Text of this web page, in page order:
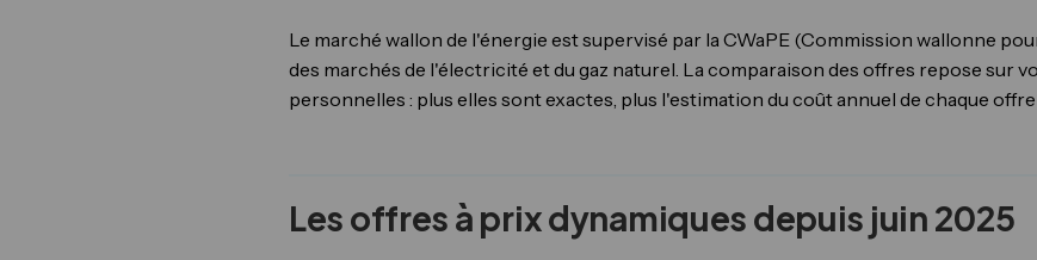
Le marché wallon de l'énergie est supervisé par la CWaPE (Commission wallonne
des marchés de l'électricité et du gaz naturel. La comparaison des offres repose sur
personnelles : plus elles sont exactes, plus l'estimation du coût annuel de chaque offre
Les offres à prix dynamiques depuis juin 2025